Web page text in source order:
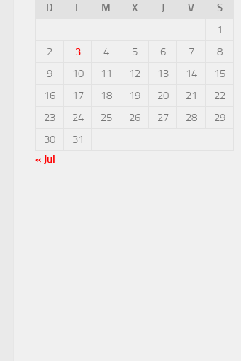
D
L M X J V
S
1
2
3 4 5 6 7
8
9
10 11 12 13 14
15
16
17 18 19 20 21
22
23
24 25 26 27 28
29
30
31
« Jul